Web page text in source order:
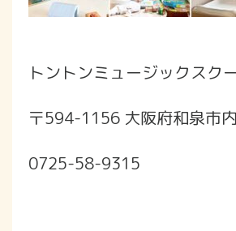
トントンミュージックスク
〒594-1156 大阪府和泉市
0725-58-9315